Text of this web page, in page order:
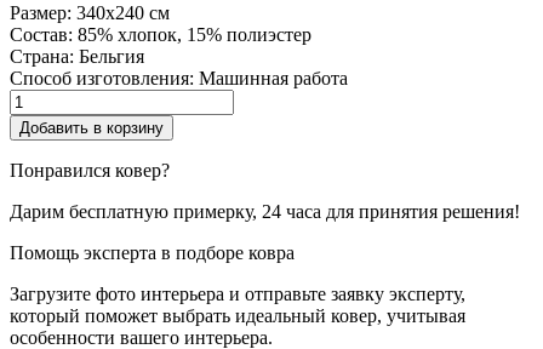
Размер: 340x240 см
Состав: 85% хлопок, 15% полиэстер
Страна: Бельгия
Способ изготовления: Машинная работа
Количество
товара
LP
/
Splendore
Добавить в корзину
Понравился ковер?
Дарим бесплатную примерку, 24 часа для принятия решения!
Помощь эксперта в подборе ковра
Загрузите фото интерьера и отправьте заявку эксперту,
который поможет выбрать идеальный ковер, учитывая
особенности вашего интерьера.